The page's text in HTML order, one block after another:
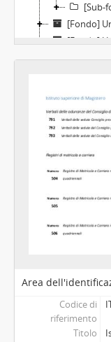
[Sub-fondo]
[Fondo]
[Fondo]
[Raccolta]
Area
Codice di
riferimento
Titolo